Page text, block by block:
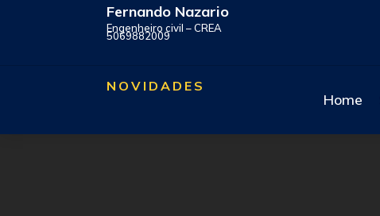
Fernando Nazario
Engenheiro civil – CREA
5069882009
Home
NOVIDADES